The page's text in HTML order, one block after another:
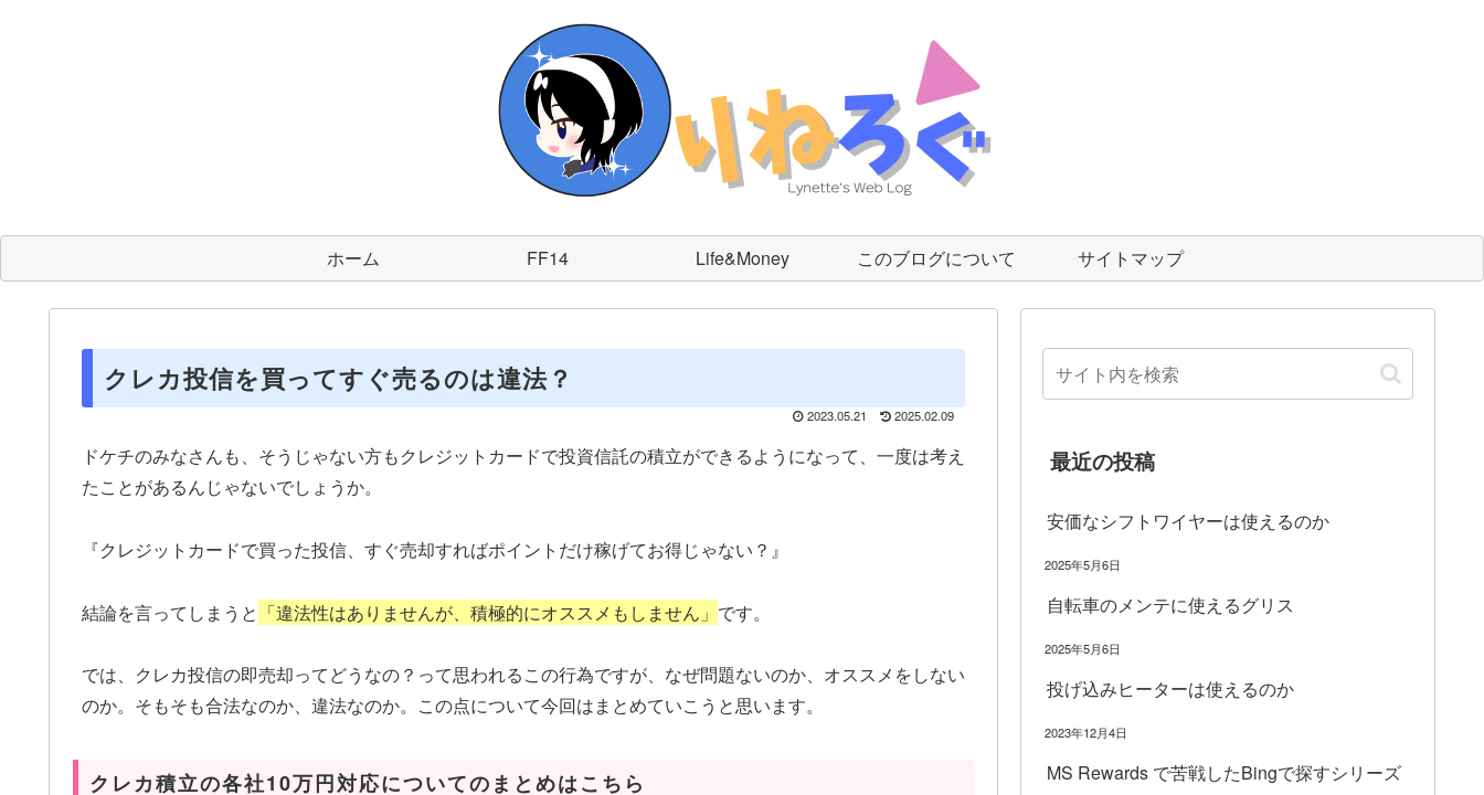
ホーム FF14 Life&Money このブログについて サイトマップ
クレカ投信を買ってすぐ売るのは違法？
2023.05.21 2025.02.09
ドケチのみなさんも、そうじゃない方もクレジットカードで投資信託の積立ができるようになって、一度は考え
たことがあるんじゃないでしょうか。
『クレジットカードで買った投信、すぐ売却すればポイントだけ稼げてお得じゃない？』
結論を言ってしまうと 「違法性はありませんが、積極的にオススメもしません」 です。
では、クレカ投信の即売却ってどうなの？って思われるこの行為ですが、なぜ問題ないのか、オススメをしない
のか。そもそも合法なのか、違法なのか。この点について今回はまとめていこうと思います。
クレカ積立の各社10万円対応についてのまとめはこちら
最近の投稿
安価なシフトワイヤーは使えるのか
2025年5月6日
自転車のメンテに使えるグリス
2025年5月6日
投げ込みヒーターは使えるのか
2023年12月4日
MS Rewards で苦戦したBingで探すシリーズ